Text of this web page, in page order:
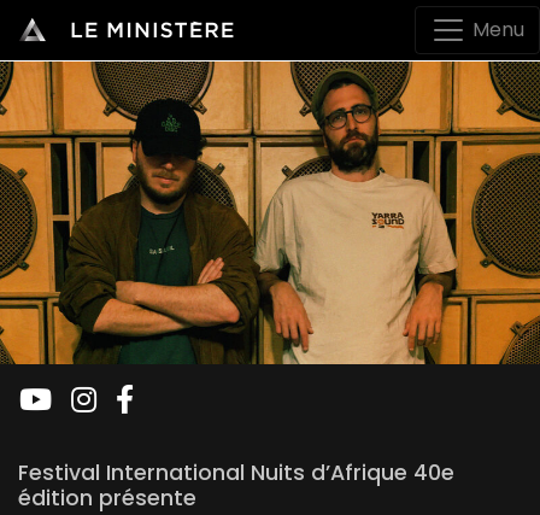
Menu
Festival International Nuits d’Afrique 40e
édition présente